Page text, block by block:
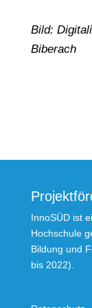
Bild:
Biberach
InnoSÜD ist
Hochschule
Bildung und
bis 2022).